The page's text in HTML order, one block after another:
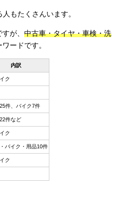
もたくさんいます。
が、 中古車・タイヤ・車検・洗
ードです。
内訳
ク
件、バイク7件
件など
ク
バイク・用品10件
ク